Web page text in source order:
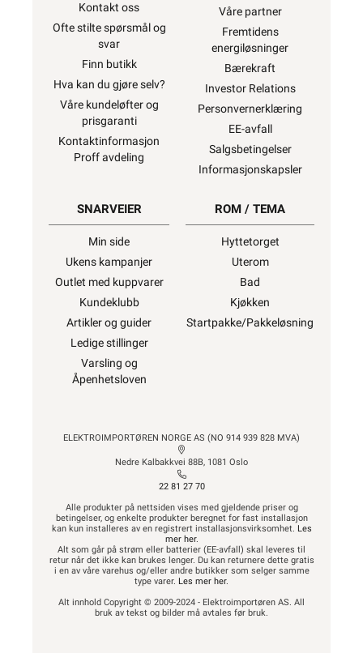
Kontakt oss
Ofte stilte spørsmål og
svar
Finn butikk
Hva kan du gjøre selv?
Våre kundeløfter og
prisgaranti
Kontaktinformasjon
Proff avdeling
Våre partner
Fremtidens
energiløsninger
Bærekraft
Investor Relations
Personvernerklæring
EE-avfall
Salgsbetingelser
Informasjonskapsler
SNARVEIER
Min side
Ukens kampanjer
Outlet med kuppvarer
Kundeklubb
Artikler og guider
Ledige stillinger
Varsling og
Åpenhetsloven
ROM / TEMA
Hyttetorget
Uterom
Bad
Kjøkken
Startpakke/Pakkeløsning
ELEKTROIMPORTØREN NORGE AS (NO 914 939 828 MVA)
Nedre Kalbakkvei 88B, 1081 Oslo
22 81 27 70
Alle produkter på nettsiden vises med gjeldende priser og
betingelser, og enkelte produkter beregnet for fast installasjon
kan kun installeres av en registrert installasjonsvirksomhet. Les
mer her.
Alt som går på strøm eller batterier (EE-avfall) skal leveres til
retur når det ikke kan brukes lenger. Du kan returnere dette gratis
i en av våre varehus og/eller andre butikker som selger samme
type varer. Les mer her.
Alt innhold Copyright © 2009-2024 - Elektroimportøren AS. All
bruk av tekst og bilder må avtales før bruk.